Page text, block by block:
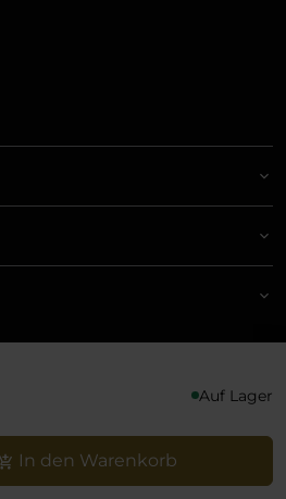
Auf Lager
In den Warenkorb